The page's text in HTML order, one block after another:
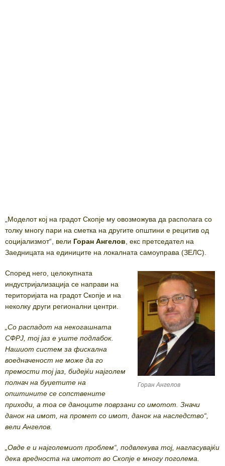
„Моделот кој на градот Скопје му овозможува да располага со
толку многу пари на сметка на другите општини е рецитив од
социјализмот“, вели Горан Ангелов , екс претседател на
Заедницата на единиците на локалната самоуправа (ЗЕЛС).
Горан Ангелов
Според него, целокупната
индустријализација се направи на
територијата на градот Скопје и на
неколку други регионални центри.
„Со распадот на некогашната
СФРЈ, тој јаз е уште подлабок.
Нашиот систем за фискална
воедначеност не може да го
премости тој јаз, бидејќи најголем
полнач на буџетите на
општините се сопствените
приходи, а тоа се даноците поврзани со имотот. Значи
данок на имот, на промет со имот, данок на наследство“,
вели Ангелов.
„Овде е и најголемиот проблем“, подвлекува тој, нагласувајќи
дека вредноста на имотот во Скопје е многу поголема.